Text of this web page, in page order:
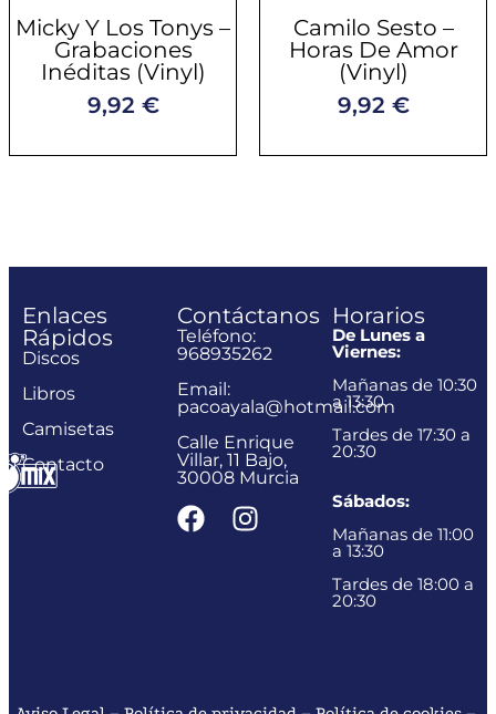
Micky Y Los Tonys –
Grabaciones
Inéditas (Vinyl)
9,92 €
Camilo Sesto –
Horas De Amor
(Vinyl)
9,92 €
Enlaces
Rápidos
Discos
Libros
Camisetas
Contacto
Contáctanos
Teléfono:
968935262
Email:
pacoayala@hotmail.com
Calle Enrique
Villar, 11 Bajo,
30008 Murcia
Horarios
De Lunes a
Viernes:
Mañanas de 10:30
a 13:30
Tardes de 17:30 a
20:30
Sábados:
Mañanas de 11:00
a 13:30
Tardes de 18:00 a
20:30